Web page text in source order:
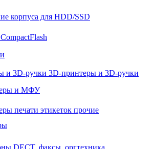
корпуса для HDD/SSD
3D-принтеры и 3D-ручки
и МФУ
печати этикеток прочие
DECT, факсы, оргтехника